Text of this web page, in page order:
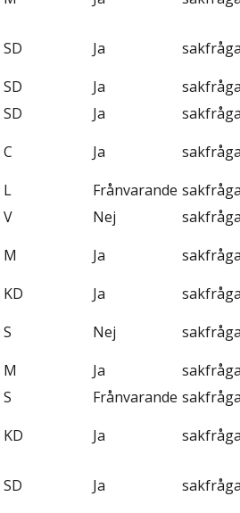
SD Ja
SD Ja
SD Ja
C Ja
L Frånvarande
V Nej
M Ja
KD Ja
S Nej
M Ja
S Frånvarande
KD Ja
SD Ja